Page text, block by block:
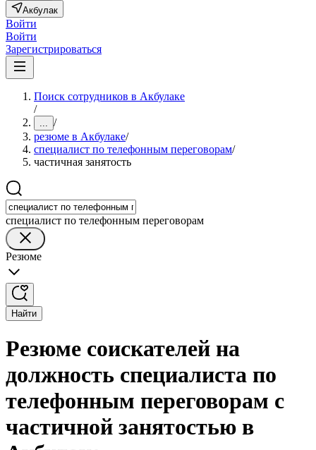
Акбулак
Войти
Войти
Зарегистрироваться
Поиск сотрудников в Акбулаке
/
... /
резюме в Акбулаке/
специалист по телефонным переговорам/
частичная занятость
специалист по телефонным переговорам
Резюме
Найти
Резюме соискателей на
должность специалиста по
телефонным переговорам с
частичной занятостью в